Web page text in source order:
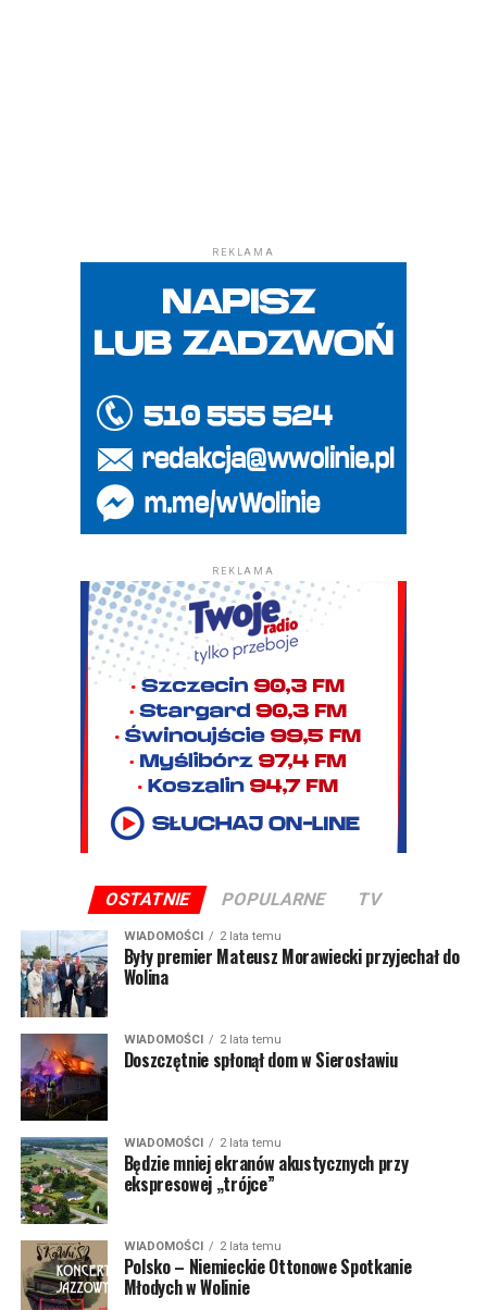
REKLAMA
REKLAMA
OSTATNIE POPULARNE TV
WIADOMOŚCI 2 lata temu
Były premier Mateusz Morawiecki przyjechał do
Wolina
WIADOMOŚCI 2 lata temu
Doszczętnie spłonął dom w Sierosławiu
WIADOMOŚCI 2 lata temu
Będzie mniej ekranów akustycznych przy
ekspresowej „trójce”
WIADOMOŚCI 2 lata temu
Polsko – Niemieckie Ottonowe Spotkanie
Młodych w Wolinie